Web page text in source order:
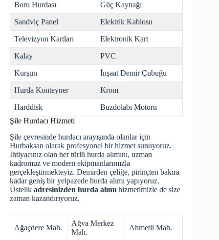
Boru Hurdası Güç Kaynağı
Sandviç Panel Elektrik Kablosu
Televizyon Kartları Elektronik Kart
Kalay PVC
Kurşun İnşaat Demir Çubuğu
Hurda Konteyner Krom
Harddisk
Buzdolabı Motoru
Şile Hurdacı Hizmeti
Şile çevresinde hurdacı arayışında olanlar için
Hurbaksan olarak profesyonel bir hizmet sunuyoruz.
İhtiyacınız olan her türlü hurda alımını, uzman
kadromuz ve modern ekipmanlarımızla
gerçekleştirmekteyiz. Demirden çeliğe, pirinçten bakıra
kadar geniş bir yelpazede hurda alımı yapıyoruz.
Üstelik adresinizden hurda alımı hizmetimizle de size
zaman kazandırıyoruz.
Ağaçdere Mah.
Ağva Merkez
Mah.
Ahmetli Mah.